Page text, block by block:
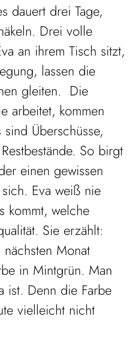
dauert drei Tage,
Drei volle
an ihrem Tisch sitzt,
lassen die
gleiten. Die
arbeitet, kommen
Überschüsse,
So birgt
einen gewissen
Eva weiß nie
kommt, welche
Sie erzählt:
Monat
in Mintgrün. Man
ist. Denn die Farbe
vielleicht nicht